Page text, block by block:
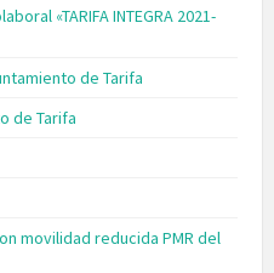
«TARIFA INTEGRA 2021-
de Tarifa
de Tarifa
movilidad reducida PMR del